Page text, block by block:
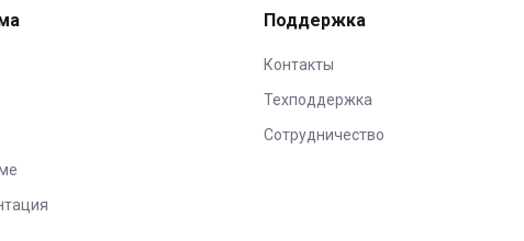
Поддержка
Контакты
Техподдержка
Сотрудничество